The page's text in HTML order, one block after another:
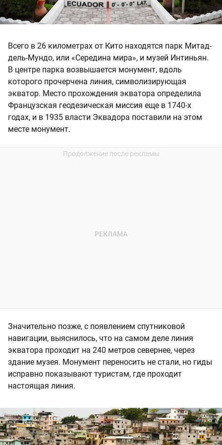
Всего в 26 километрах от Кито находятся парк Митад-
дель-Мундо, или «Середина мира», и музей Интиньян.
В центре парка возвышается монумент, вдоль
которого прочерчена линия, символизирующая
экватор. Место прохождения экватора определила
Французская геодезическая миссия еще в 1740-х
годах, и в 1935 власти Эквадора поставили на этом
месте монумент.
Значительно позже, с появлением спутниковой
навигации, выяснилось, что на самом деле линия
экватора проходит на 240 метров севернее, через
здание музея. Монумент переносить не стали, но гиды
исправно показывают туристам, где проходит
настоящая линия.